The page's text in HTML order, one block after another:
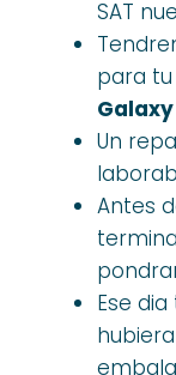
SAT
para
Galaxy
Un
Antes
Ese